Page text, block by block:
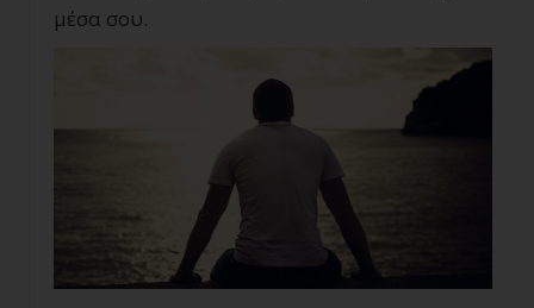
μέσα σου.